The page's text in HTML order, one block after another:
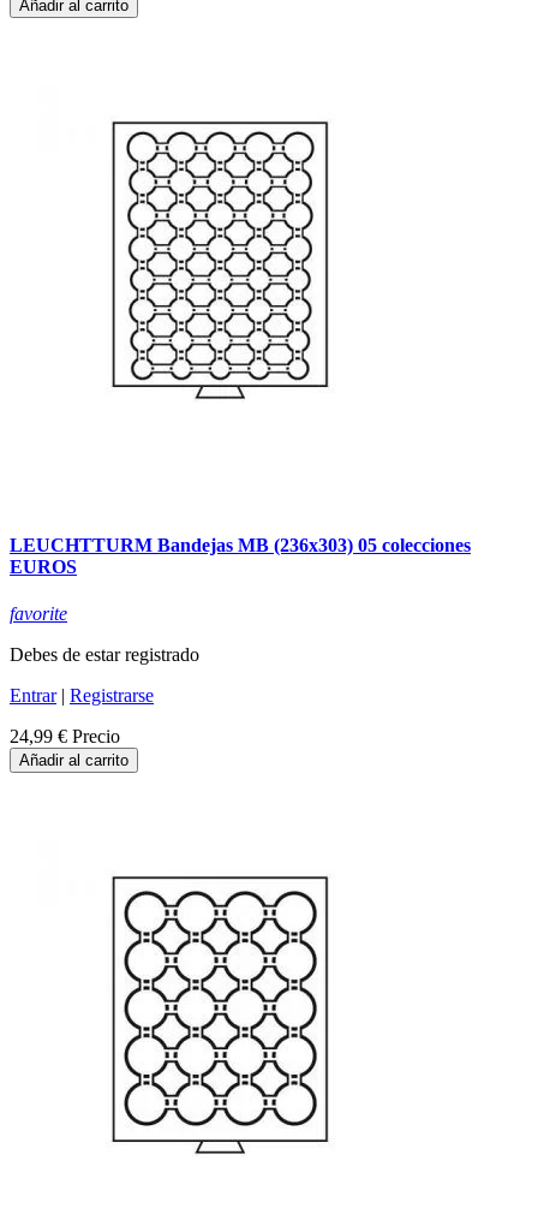
Añadir al carrito
LEUCHTTURM Bandejas MB (236x303) 05 colecciones
EUROS
favorite
Debes de estar registrado
Entrar| Registrarse
24,99 € Precio
Añadir al carrito